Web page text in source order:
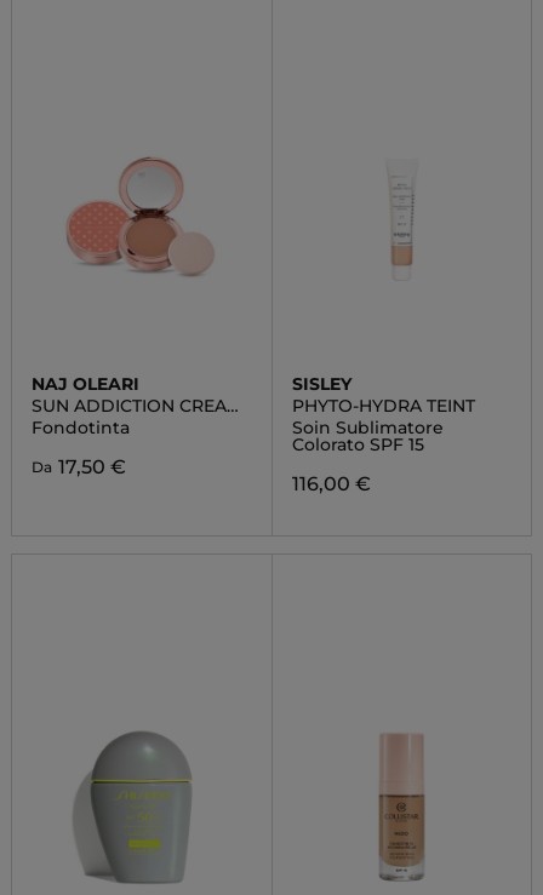
NAJ OLEARI
SUN ADDICTION CREAM
COMPACT FOUNDATION
Fondotinta
Da 17,50 €
SISLEY
PHYTO-HYDRA TEINT
Soin Sublimatore
Colorato SPF 15
116,00 €